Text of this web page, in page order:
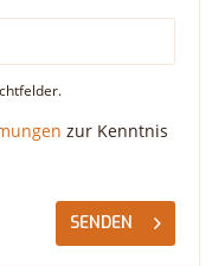
zur Kenntnis
SENDEN